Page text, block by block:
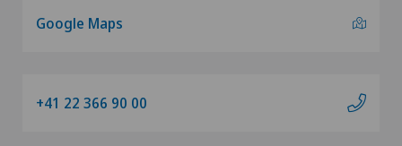
Google Maps
+41 22 366 90 00